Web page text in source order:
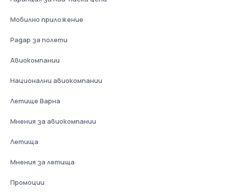
Мобилно приложение
Радар за полети
Авиокомпании
Национални авиокомпании
Летище Варна
Мнения за авиокомпании
Летища
Мнения за летища
Промоции